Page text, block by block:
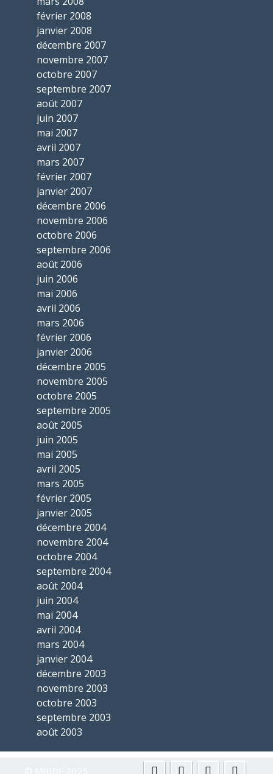
février 2008
janvier 2008
décembre 2007
novembre 2007
octobre 2007
septembre 2007
août 2007
juin 2007
mai 2007
avril 2007
mars 2007
février 2007
janvier 2007
décembre 2006
novembre 2006
octobre 2006
septembre 2006
août 2006
juin 2006
mai 2006
avril 2006
mars 2006
février 2006
janvier 2006
décembre 2005
novembre 2005
octobre 2005
septembre 2005
août 2005
juin 2005
mai 2005
avril 2005
mars 2005
février 2005
janvier 2005
décembre 2004
novembre 2004
octobre 2004
septembre 2004
août 2004
juin 2004
mai 2004
avril 2004
mars 2004
janvier 2004
décembre 2003
novembre 2003
octobre 2003
septembre 2003
août 2003